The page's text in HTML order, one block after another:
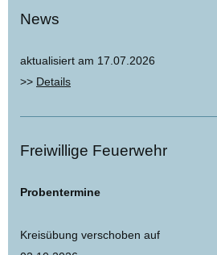
News
aktualisiert am 17.07.2026
>> Details
Freiwillige Feuerwehr
Probentermine
Kreisübung verschoben auf